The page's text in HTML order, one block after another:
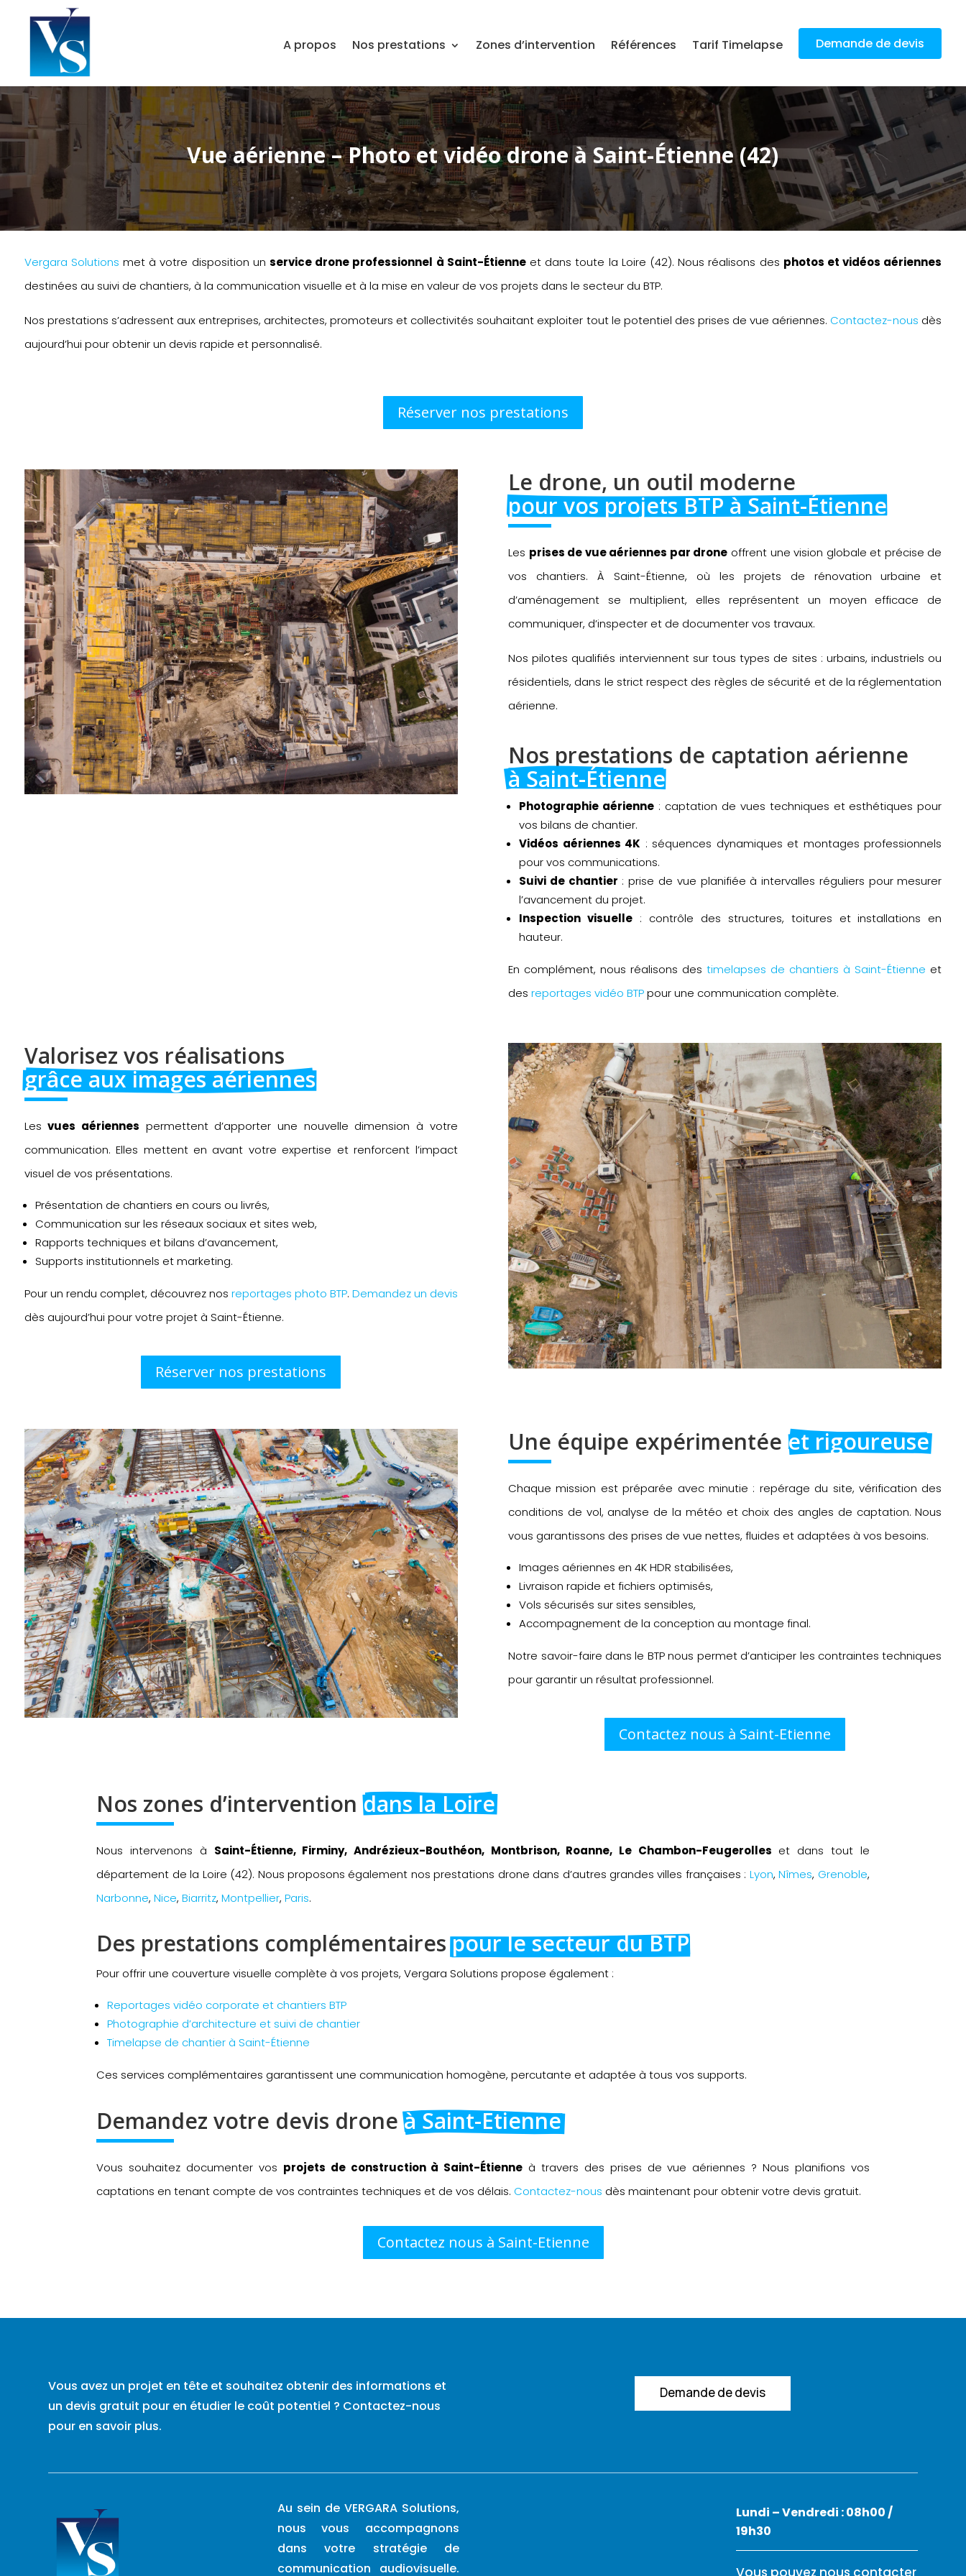
A propos Nos prestations Zones d’intervention Références Tarif Timelapse Demande de devis
Vue aérienne – Photo et vidéo drone à Saint-Étienne (42)
Vergara Solutions met à votre disposition un service drone professionnel à Saint-Étienneet dans toute la Loire (42). Nous réalisons des photos et vidéos aériennes
destinées au suivi de chantiers, à la communication visuelle et à la mise en valeur de vos projets dans le secteur du BTP.
Nos prestations s’adressent aux entreprises, architectes, promoteurs et collectivités souhaitant exploiter tout le potentiel des prises de vue aériennes. Contactez-nous dès
aujourd’hui pour obtenir un devis rapide et personnalisé.
Réserver nos prestations
Le drone, un outil moderne
pour vos projets BTP à Saint-Étienne
Les prises de vue aériennes par drone offrent une vision globale et précise de
vos chantiers. À Saint-Étienne, où les projets de rénovation urbaine et
d’aménagement se multiplient, elles représentent un moyen efficace de
communiquer, d’inspecter et de documenter vos travaux.
Nos pilotes qualifiés interviennent sur tous types de sites : urbains, industriels ou
résidentiels, dans le strict respect des règles de sécurité et de la réglementation
aérienne.
Nos prestations de captation aérienne
à Saint-Étienne
Photographie aérienne : captation de vues techniques et esthétiques pour
vos bilans de chantier.
Vidéos aériennes 4K : séquences dynamiques et montages professionnels
pour vos communications.
Suivi de chantier : prise de vue planifiée à intervalles réguliers pour mesurer
l’avancement du projet.
Inspection visuelle : contrôle des structures, toitures et installations en
hauteur.
En complément, nous réalisons destimelapses de chantiers à Saint-Étienne et
desreportages vidéo BTPpour une communication complète.
Valorisez vos réalisations
grâce aux images aériennes
Lesvues aériennes permettent d’apporter une nouvelle dimension à votre
communication. Elles mettent en avant votre expertise et renforcent l’impact
visuel de vos présentations.
Présentation de chantiers en cours ou livrés,
Communication sur les réseaux sociaux et sites web,
Rapports techniques et bilans d’avancement,
Supports institutionnels et marketing.
Pour un rendu complet, découvrez nos reportages photo BTP. Demandez un devis
dès aujourd’hui pour votre projet à Saint-Étienne.
Réserver nos prestations
Une équipe expérimentée et rigoureuse
Chaque mission est préparée avec minutie : repérage du site, vérification des
conditions de vol, analyse de la météo et choix des angles de captation. Nous
vous garantissons des prises de vue nettes, fluides et adaptées à vos besoins.
Images aériennes en 4K HDR stabilisées,
Livraison rapide et fichiers optimisés,
Vols sécurisés sur sites sensibles,
Accompagnement de la conception au montage final.
Notre savoir-faire dans le BTP nous permet d’anticiper les contraintes techniques
pour garantir un résultat professionnel.
Contactez nous à Saint-Etienne
Nos zones d’intervention dans la Loire
Nous intervenons à Saint-Étienne, Firminy, Andrézieux-Bouthéon, Montbrison, Roanne, Le Chambon-Feugerolles et dans tout le
département de la Loire (42). Nous proposons également nos prestations drone dans d’autres grandes villes françaises : Lyon,Nîmes, Grenoble,
Narbonne,Nice,Biarritz,Montpellier,Paris.
Des prestations complémentaires pour le secteur du BTP
Pour offrir une couverture visuelle complète à vos projets, Vergara Solutions propose également :
Reportages vidéo corporate et chantiers BTP
Photographie d’architecture et suivi de chantier
Timelapse de chantier à Saint-Étienne
Ces services complémentaires garantissent une communication homogène, percutante et adaptée à tous vos supports.
Demandez votre devis drone à Saint-Etienne
Vous souhaitez documenter vos projets de construction à Saint-Étienne à travers des prises de vue aériennes ? Nous planifions vos
captations en tenant compte de vos contraintes techniques et de vos délais. Contactez-nous dès maintenant pour obtenir votre devis gratuit.
Contactez nous à Saint-Etienne
Vous avez un projet en tête et souhaitez obtenir des informations et
un devis gratuit pour en étudier le coût potentiel ? Contactez-nous
pour en savoir plus.
Demande de devis
Au sein de VERGARA Solutions,
nous vous accompagnons
dans votre stratégie de
communication audiovisuelle.
Lundi – Vendredi : 08h00 /
19h30
Vous pouvez nous contacter